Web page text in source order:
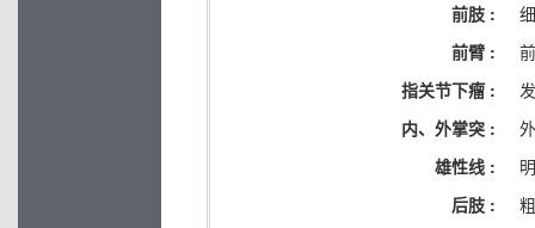
前肢 :
前臂 :
指关节下瘤 :
内、外掌突 :
雄性线 :
后肢 :